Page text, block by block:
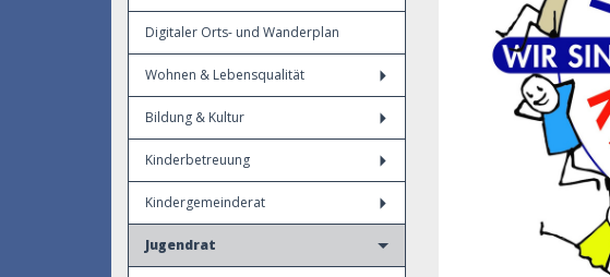
Digitaler Orts- und Wanderplan
Wohnen & Lebensqualität
Bildung & Kultur
Kinderbetreuung
Kindergemeinderat
Jugendrat